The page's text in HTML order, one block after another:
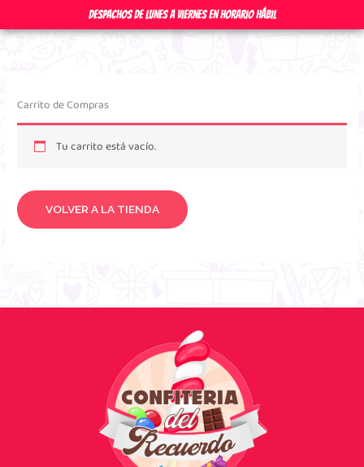
al
DESPACHOS DE LUNES A VIERNES EN HORARIO HÁBIL
Carrito de Compras
Tu carrito está vacío.
VOLVER A LA TIENDA